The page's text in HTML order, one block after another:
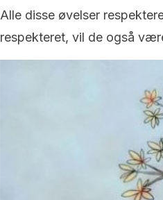
Alle disse øvelser
respekteret, vil de også